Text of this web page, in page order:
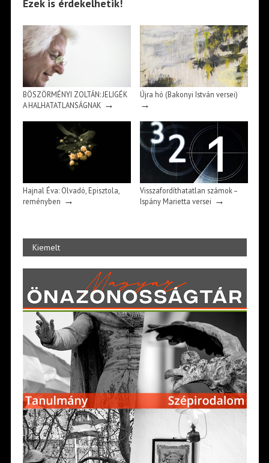
Ezek is érdekelhetik!
BÖSZÖRMÉNYI ZOLTÁN: JELIGÉK
A HALHATATLANSÁGNAK→
Újra hó (Bakonyi István versei)
→
Hajnal Éva: Olvadó, Episztola,
reményben →
Visszafordíthatatlan számok –
Ispány Marietta versei →
Kiemelt